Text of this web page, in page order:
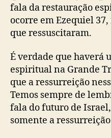
fala da restauração
ocorre em Ezequiel 37,
que ressuscitaram.
É verdade que haverá
espiritual na Grande
que a ressurreição
Temos sempre de
fala do futuro de
somente a